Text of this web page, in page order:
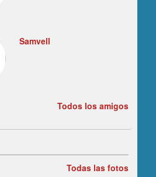
Samvell
Todos los amigos
Todas las fotos